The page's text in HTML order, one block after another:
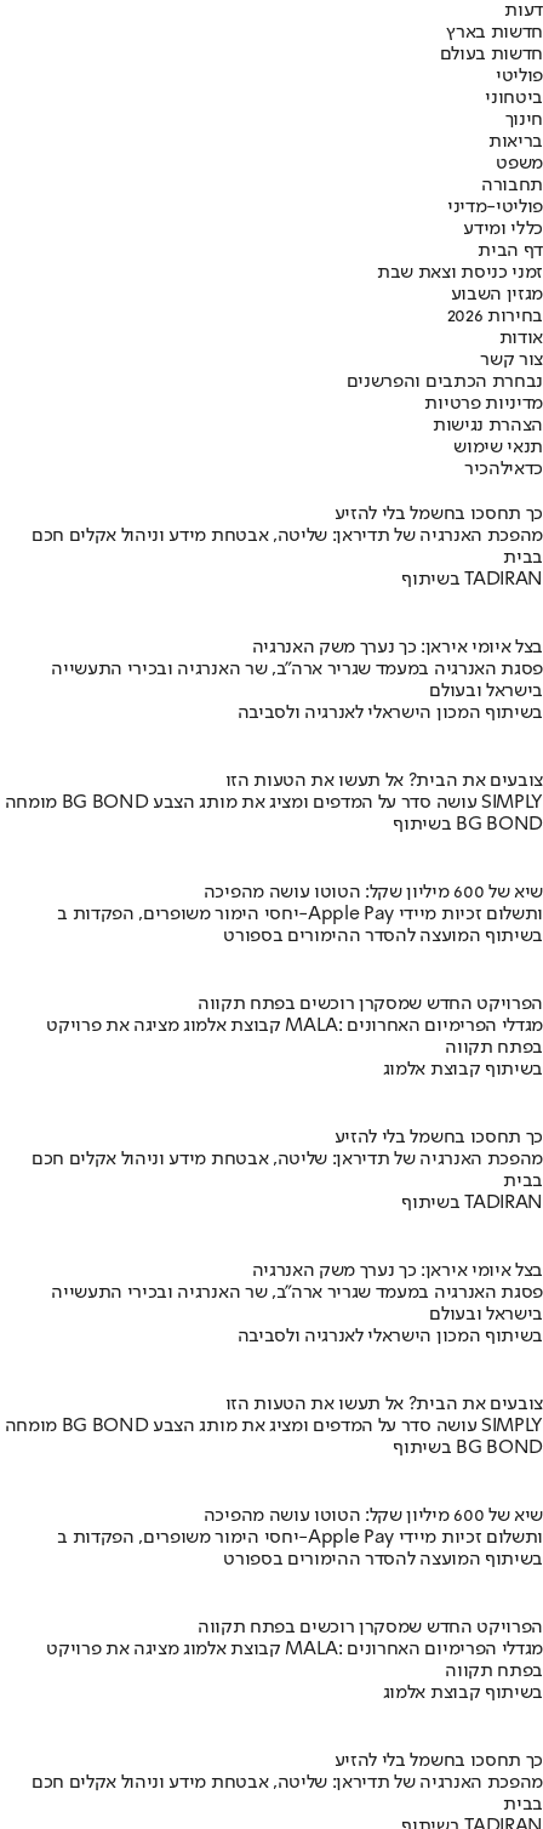
דעות
חדשות בארץ
חדשות בעולם
פוליטי
ביטחוני
חינוך
בריאות
משפט
תחבורה
פוליטי-מדיני
כללי ומידע
דף הבית
זמני כניסת וצאת שבת
מגזין השבוע
בחירות 2026
אודות
צור קשר
נבחרת הכתבים והפרשנים
מדיניות פרטיות
הצהרת נגישות
תנאי שימוש
כדאילהכיר
כך תחסכו בחשמל בלי להזיע
מהפכת האנרגיה של תדיראן: שליטה, אבטחת מידע וניהול אקלים חכם
בבית
בשיתוף TADIRAN
בצל איומי איראן: כך נערך משק האנרגיה
פסגת האנרגיה במעמד שגריר ארה"ב, שר האנרגיה ובכירי התעשייה
בישראל ובעולם
בשיתוף המכון הישראלי לאנרגיה ולסביבה
צובעים את הבית? אל תעשו את הטעות הזו
מומחה BG BOND עושה סדר על המדפים ומציג את מותג הצבע SIMPLY
בשיתוף BG BOND
שיא של 600 מיליון שקל: הטוטו עושה מהפיכה
יחסי הימור משופרים, הפקדות ב-Apple Pay ותשלום זכיות מיידי
בשיתוף המועצה להסדר ההימורים בספורט
הפרויקט החדש שמסקרן רוכשים בפתח תקווה
קבוצת אלמוג מציגה את פרויקט MALA: מגדלי הפרימיום האחרונים
בפתח תקווה
בשיתוף קבוצת אלמוג
כך תחסכו בחשמל בלי להזיע
מהפכת האנרגיה של תדיראן: שליטה, אבטחת מידע וניהול אקלים חכם
בבית
בשיתוף TADIRAN
בצל איומי איראן: כך נערך משק האנרגיה
פסגת האנרגיה במעמד שגריר ארה"ב, שר האנרגיה ובכירי התעשייה
בישראל ובעולם
בשיתוף המכון הישראלי לאנרגיה ולסביבה
צובעים את הבית? אל תעשו את הטעות הזו
מומחה BG BOND עושה סדר על המדפים ומציג את מותג הצבע SIMPLY
בשיתוף BG BOND
שיא של 600 מיליון שקל: הטוטו עושה מהפיכה
יחסי הימור משופרים, הפקדות ב-Apple Pay ותשלום זכיות מיידי
בשיתוף המועצה להסדר ההימורים בספורט
הפרויקט החדש שמסקרן רוכשים בפתח תקווה
קבוצת אלמוג מציגה את פרויקט MALA: מגדלי הפרימיום האחרונים
בפתח תקווה
בשיתוף קבוצת אלמוג
כך תחסכו בחשמל בלי להזיע
מהפכת האנרגיה של תדיראן: שליטה, אבטחת מידע וניהול אקלים חכם
בבית